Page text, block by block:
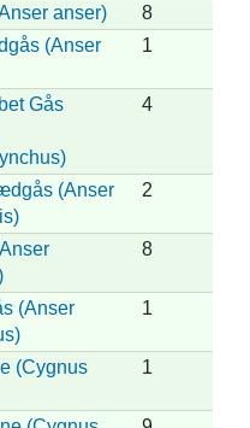
anser)
8
(Anser
1
Gås
4
(Anser
2
8
(Anser
1
(Cygnus
1